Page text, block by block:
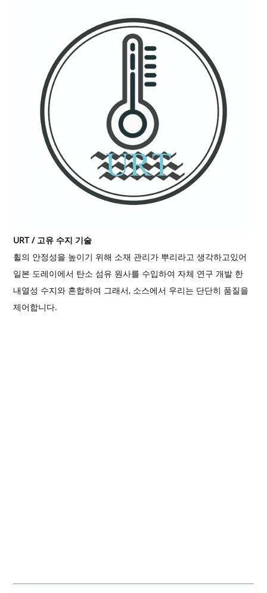
URT / 고유 수지 기술
휠의 안정성을 높이기 위해 소재 관리가 뿌리라고 생각하고있어
일본 도레이에서 탄소 섬유 원사를 수입하여 자체 연구 개발 한
내열성 수지와 혼합하여 그래서, 소스에서 우리는 단단히 품질을
제어합니다.